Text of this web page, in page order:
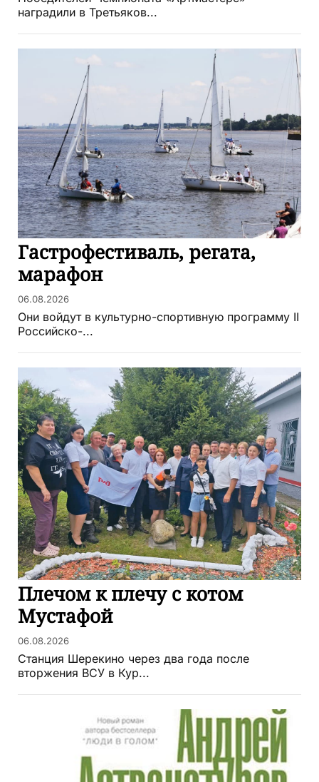
наградили в Третьяков...
Гастрофестиваль, регата,
марафон
06.08.2026
Они войдут в культурно-спортивную программу II
Российско-...
Плечом к плечу с котом
Мустафой
06.08.2026
Станция Шерекино через два года после
вторжения ВСУ в Кур...